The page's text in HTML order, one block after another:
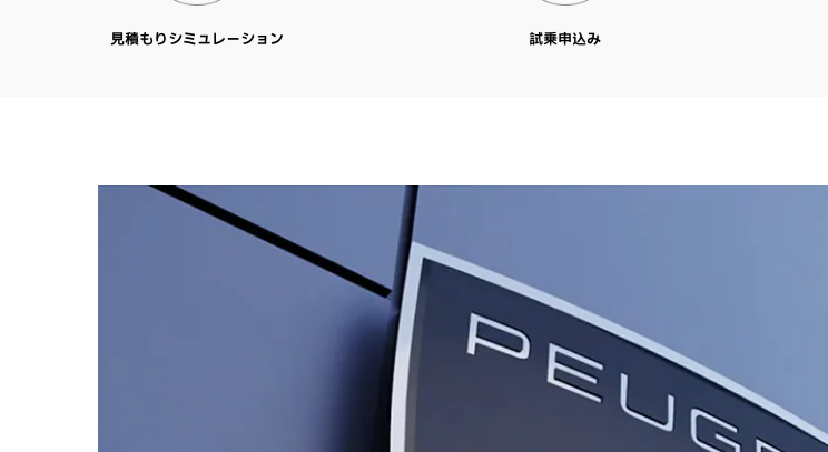
見積もりシミュレーション 試乗申込み